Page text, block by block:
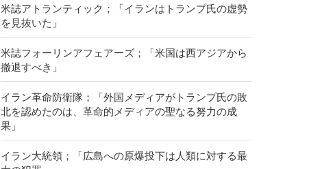
米誌アトランティック；「イランはトランプ氏の虚勢
を見抜いた」
米誌フォーリンアフェアーズ；「米国は西アジアから
撤退すべき」
イラン革命防衛隊；「外国メディアがトランプ氏の敗
北を認めたのは、革命的メディアの聖なる努力の成
果」
イラン大統領；「広島への原爆投下は人類に対する最